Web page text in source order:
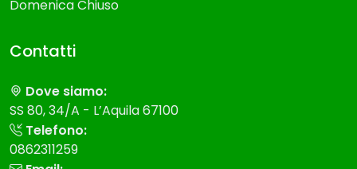
Domenica Chiuso
Contatti
Dove siamo:
SS 80, 34/A - L’Aquila 67100
Telefono:
0862311259